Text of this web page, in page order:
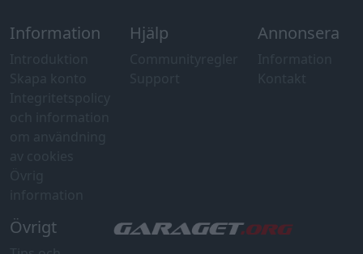
Tips och